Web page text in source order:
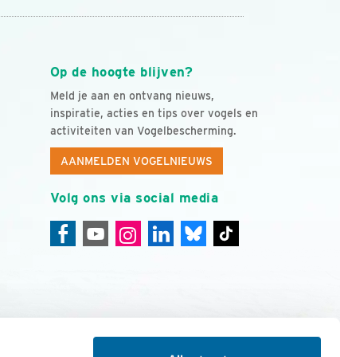
Op de hoogte blijven?
Meld je aan en ontvang nieuws,
inspiratie, acties en tips over vogels en
activiteiten van Vogelbescherming.
AANMELDEN VOGELNIEUWS
Volg ons via social media